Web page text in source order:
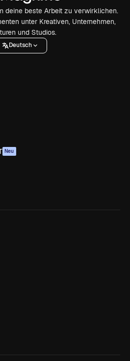
deine beste Arbeit zu verwirklichen.
unter Kreativen, Unternehmen,
und Studios.
Deutsch
Neu